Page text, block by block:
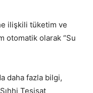
ilişkili tüketim ve
otomatik olarak “Su
daha fazla bilgi,
Tesisat